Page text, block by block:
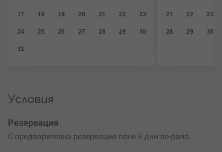
17 18 19 20 21 22 23
24 25 26 27 28 29 30
31
21 22 23
28 29 30
Условия
Резервация
С предварителна резервация поне 3 дни по-рано.